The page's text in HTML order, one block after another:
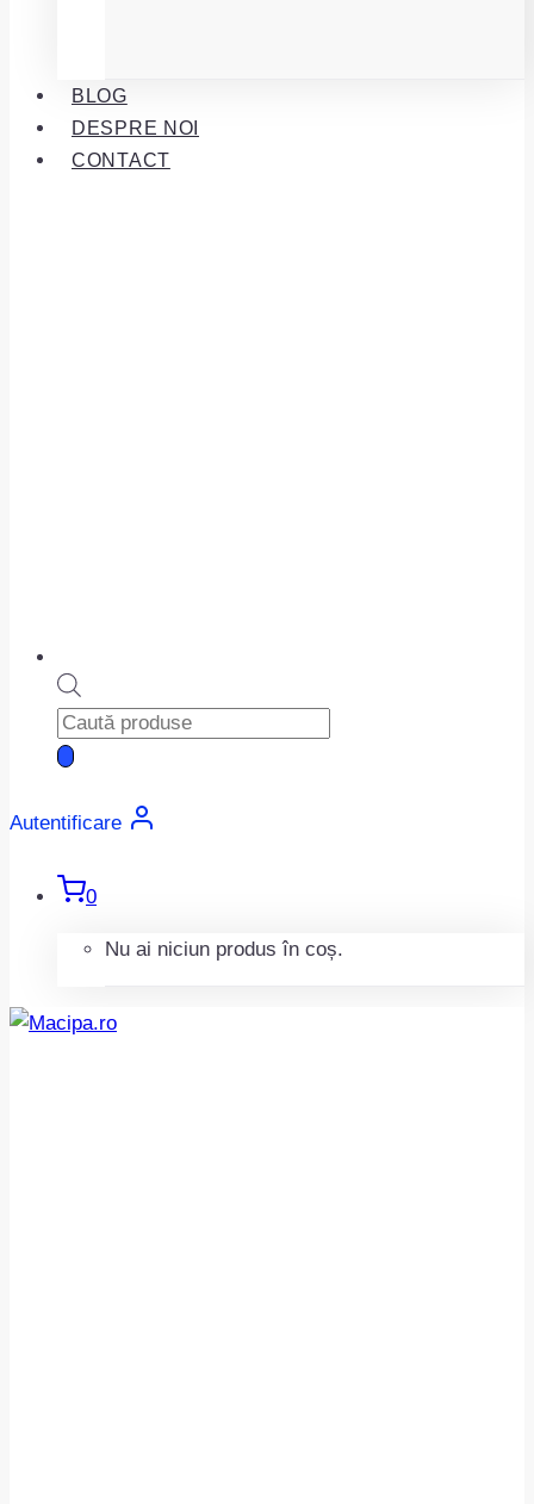
BLOG
DESPRE NOI
CONTACT
Products
search
Autentificare
0
Nu ai niciun produs în coș.